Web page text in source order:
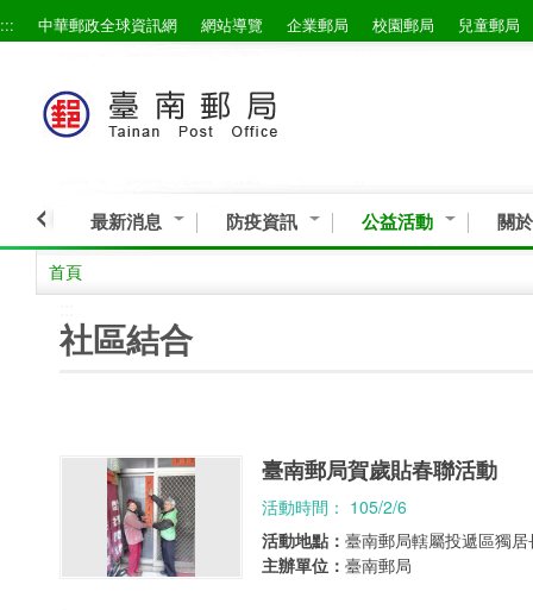
跳到主要內容區塊
::: 中華郵政全球資訊網 網站導覽 企業郵局 校園郵局 兒童郵局
最新消息 防疫資訊 公益活動 關
首頁
社區結合
臺南郵局賀歲貼春聯活動
活動時間： 105/2/6
活動地點： 臺南郵局轄屬投遞區獨
主辦單位： 臺南郵局